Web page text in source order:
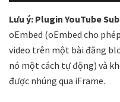
Lưu ý: Plugin YouTube
oEmbed (oEmbed cho
video trên một bài đăng
nó một cách tự động) và
được nhúng qua iFrame.